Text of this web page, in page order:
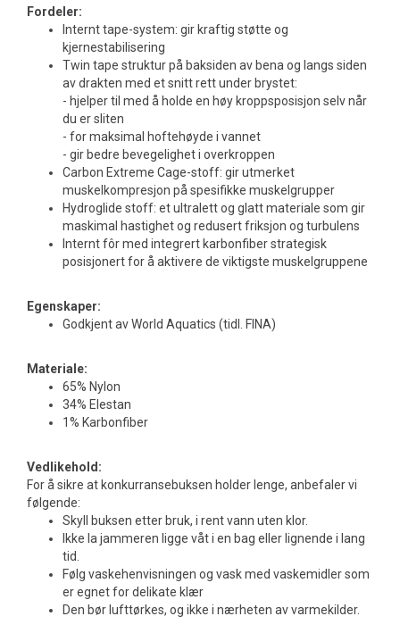
Fordeler:
Internt tape-system: gir kraftig støtte og
kjernestabilisering
Twin tape struktur på baksiden av bena og langs siden
av drakten med et snitt rett under brystet:
- hjelper til med å holde en høy kroppsposisjon selv når
du er sliten
- for maksimal hoftehøyde i vannet
- gir bedre bevegelighet i overkroppen
Carbon Extreme Cage-stoff: gir utmerket
muskelkompresjon på spesifikke muskelgrupper
Hydroglide stoff: et ultralett og glatt materiale som gir
maskimal hastighet og redusert friksjon og turbulens
Internt fôr med integrert karbonfiber strategisk
posisjonert for å aktivere de viktigste muskelgruppene
Egenskaper:
Godkjent av World Aquatics (tidl. FINA)
Materiale:
65% Nylon
34% Elestan
1% Karbonfiber
Vedlikehold:
For å sikre at konkurransebuksen holder lenge, anbefaler vi
følgende:
Skyll buksen etter bruk, i rent vann uten klor.
Ikke la jammeren ligge våt i en bag eller lignende i lang
tid.
Følg vaskehenvisningen og vask med vaskemidler som
er egnet for delikate klær
Den bør lufttørkes, og ikke i nærheten av varmekilder.